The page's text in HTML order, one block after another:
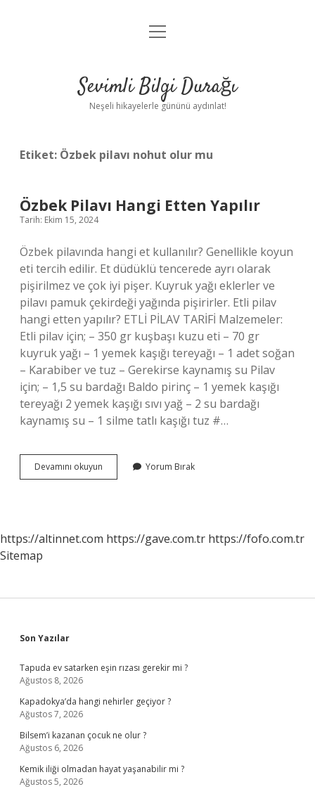
Anasayfa
Yasal Uyarı
menüyü
Sevimli Bilgi Durağı
Neşeli hikayelerle gününü aydınlat!
Etiket: Özbek pilavı nohut olur mu
Özbek Pilavı Hangi Etten Yapılır
Tarih: Ekim 15, 2024
Özbek pilavında hangi et kullanılır? Genellikle koyun
eti tercih edilir. Et düdüklü tencerede ayrı olarak
pişirilmez ve çok iyi pişer. Kuyruk yağı eklerler ve
pilavı pamuk çekirdeği yağında pişirirler. Etli pilav
hangi etten yapılır? ETLİ PİLAV TARİFİ Malzemeler:
Etli pilav için; – 350 gr kuşbaşı kuzu eti – 70 gr
kuyruk yağı – 1 yemek kaşığı tereyağı – 1 adet soğan
– Karabiber ve tuz – Gerekirse kaynamış su Pilav
için; – 1,5 su bardağı Baldo pirinç – 1 yemek kaşığı
tereyağı 2 yemek kaşığı sıvı yağ – 2 su bardağı
kaynamış su – 1 silme tatlı kaşığı tuz #…
Devamını okuyun
Pilavı
Yorum Bırak
https://altinnet.com https://gave.com.tr https://fofo.com.tr
Sitemap
Sidebar
Son Yazılar
Tapuda ev satarken eşin rızası gerekir mi ?
Ağustos 8, 2026
Kapadokya’da hangi nehirler geçiyor ?
Ağustos 7, 2026
Bilsem’i kazanan çocuk ne olur ?
Ağustos 6, 2026
Kemik iliği olmadan hayat yaşanabilir mi ?
Ağustos 5, 2026